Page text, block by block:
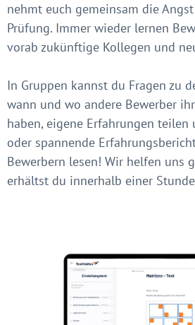
nehmt euch gemeinsam die
Prüfung. Immer wieder lernen
vorab zukünftige Kollegen und
In Gruppen kannst du Fragen zu
wann und wo andere Bewerber
haben, eigene Erfahrungen teilen
oder spannende
Bewerbern lesen! Wir helfen uns
erhältst du innerhalb einer